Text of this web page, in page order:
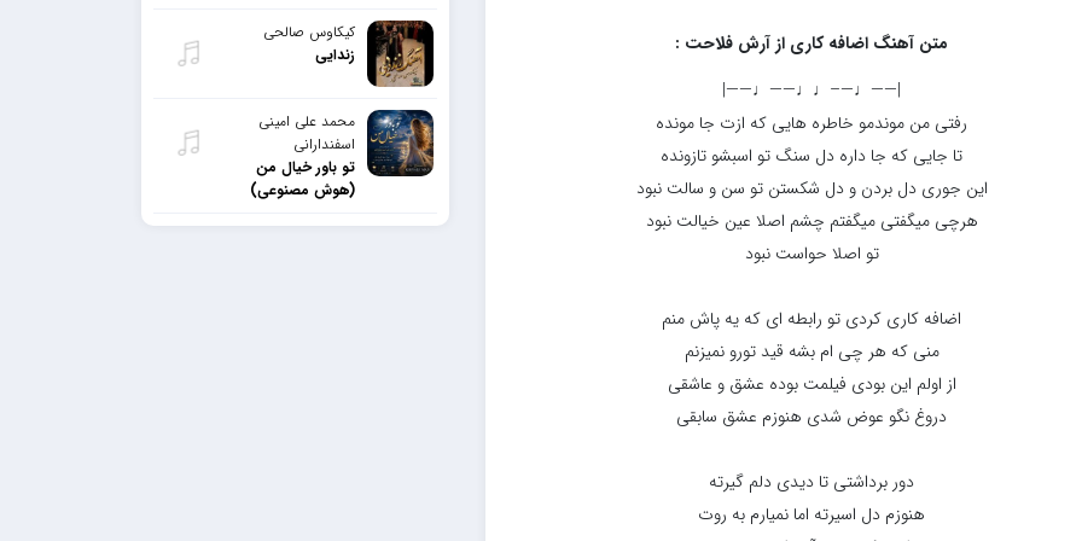
متن آهنگ اضافه کاری از آرش فلاحت :
|——♩—–♩♩——♩——|
رفتی من موندمو خاطره هایی که ازت جا مونده
تا جایی که جا داره دل سنگ تو اسبشو‌ تازونده
این جوری دل بردن و دل شکستن تو سن و سالت نبود
هرچی میگفتی میگفتم چشم اصلا عین خیالت نبود
تو اصلا حواست نبود
اضافه کاری کردی تو رابطه ای که یه پاش منم
منی که هر چی ام بشه قید تورو نمیزنم
از اولم این بودی فیلمت بوده عشق و عاشقی
دروغ نگو عوض شدی هنوزم عشق سابقی
دور برداشتی تا دیدی دلم گیرته
هنوزم دل اسیرته اما نمیارم به روت
کیکاوس صالحی
زندایی
محمد علی امینی
اسفندارانی
تو باور خیال من
(هوش مصنوعی)